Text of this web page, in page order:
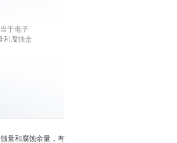
于电子
和腐蚀余
量和腐蚀余量，有